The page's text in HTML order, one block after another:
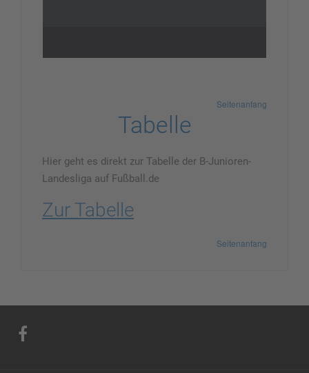
Seitenanfang
Tabelle
Hier geht es direkt zur Tabelle der B-Junioren-
Landesliga auf Fußball.de
Zur Tabelle
Seitenanfang